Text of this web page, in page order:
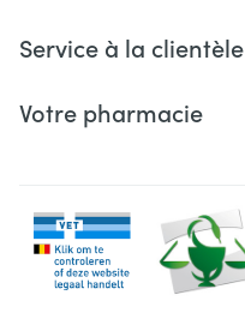
Service à la clientèle
Votre pharmacie